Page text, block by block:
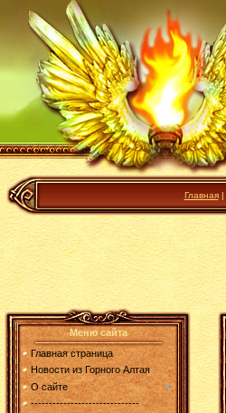
Главная|
Меню сайта
Главная страница
Новости из Горного Алтая
О сайте
------------------------------